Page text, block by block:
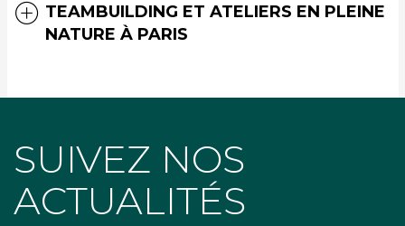
TEAMBUILDING ET ATELIERS EN PLEINE
NATURE À PARIS
SUIVEZ NOS
ACTUALITÉS